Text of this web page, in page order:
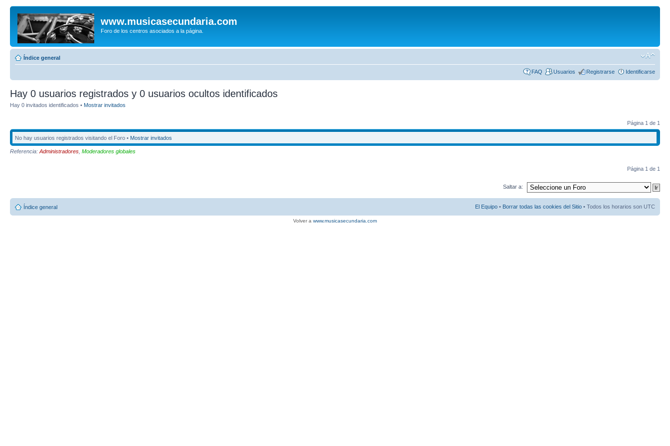
www.musicasecundaria.com
Foro de los centros asociados a la página.
Índice general
FAQ Usuarios Registrarse Identificarse
Hay 0 usuarios registrados y 0 usuarios ocultos identificados
Hay 0 invitados identificados • Mostrar invitados
Página 1 de 1
No hay usuarios registrados visitando el Foro • Mostrar invitados
Referencia: Administradores Moderadores globales
Página 1 de 1
Saltar a:
Índice general El Equipo • Borrar todas las cookies del Sitio • Todos los horarios son UTC
Volver a www.musicasecundaria.com